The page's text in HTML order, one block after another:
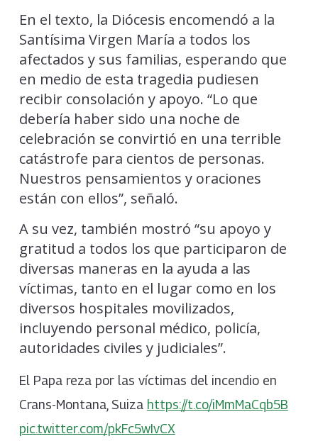
En el texto, la Diócesis encomendó a la
Santísima Virgen María a todos los
afectados y sus familias, esperando que
en medio de esta tragedia pudiesen
recibir consolación y apoyo. “Lo que
debería haber sido una noche de
celebración se convirtió en una terrible
catástrofe para cientos de personas.
Nuestros pensamientos y oraciones
están con ellos”, señaló.
A su vez, también mostró “su apoyo y
gratitud a todos los que participaron de
diversas maneras en la ayuda a las
víctimas, tanto en el lugar como en los
diversos hospitales movilizados,
incluyendo personal médico, policía,
autoridades civiles y judiciales”.
El Papa reza por las víctimas del incendio en
Crans-Montana, Suiza https://t.co/iMmMaCqb5B
pic.twitter.com/pkFc5wIvCX